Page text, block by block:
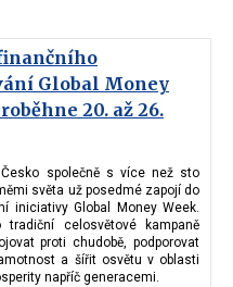
Global Money
20. až 26.
společně s více než sto
světa už posedmé zapojí do
iniciativy Global Money Week.
tradiční celosvětové kampaně
proti chudobě, podporovat
a šířit osvětu v oblasti
napříč generacemi.